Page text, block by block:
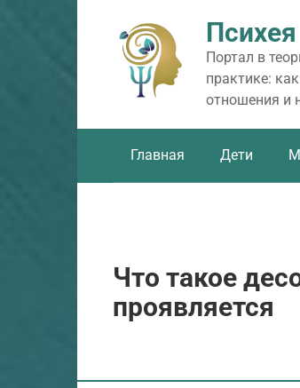
Психея
Портал в
практике:
отношения и
Главная Дети
Что такое
проявляется